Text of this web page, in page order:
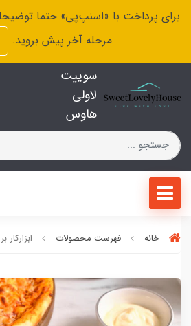
برای پرداخت با «اسنپ‌پی» حتما
مرحله آخر پیش بروید.
سوییت
لاولی
هاوس
خانه فهرست محصولات